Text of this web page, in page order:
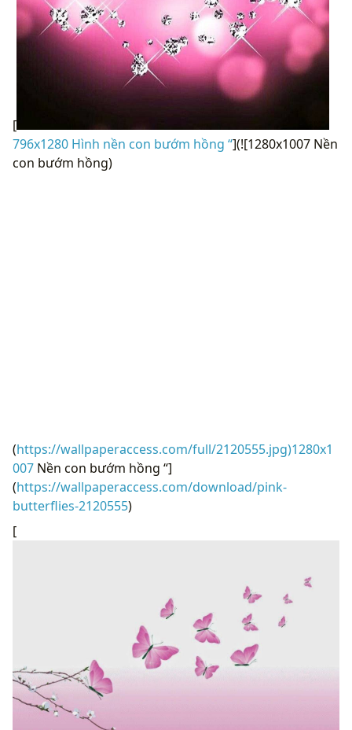
[
796x1280 Hình nền con bướm hồng “](![1280x1007 Nền
con bướm hồng)
(https://wallpaperaccess.com/full/2120555.jpg)1280x1
007 Nền con bướm hồng “]
(https://wallpaperaccess.com/download/pink-
butterflies-2120555)
[